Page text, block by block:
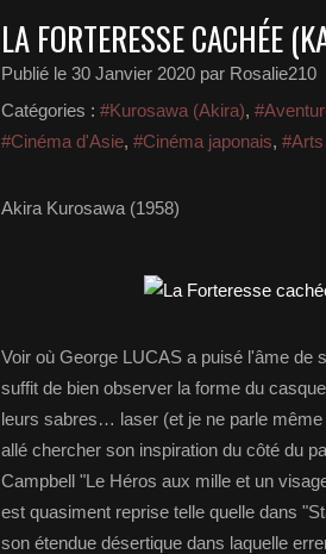
LA FORTERESSE CACHÉE
Publié le 30 Janvier 2020 par Rosalie210
Catégories : #Kurosawa (Akira),
#Cinéma d'Asie, #Cinéma japonais,
Akira Kurosawa (1958)
Voir où George LUCAS a puisé l'âme de
suffit de bien observer la forme du
leurs sabres… laser (et je ne parle
allé chercher son inspiration du côté du
Campbell "Le Héros aux mille et un
est quasiment reprise telle quelle dans
son étendue désertique dans laquelle